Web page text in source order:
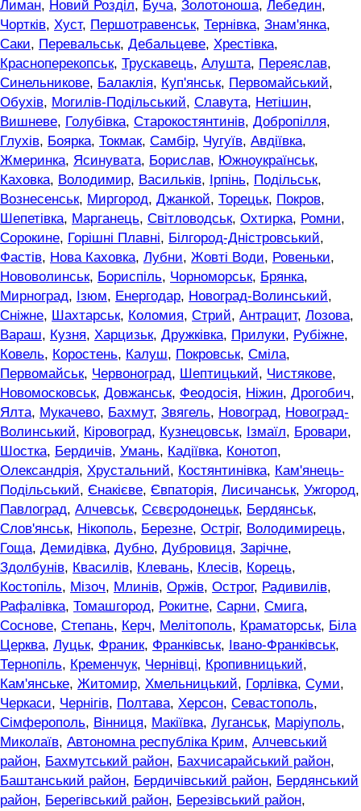
Лиман, Новий Розділ, Буча, Золотоноша, Лебедин,
Чортків, Хуст, Першотравенськ, Тернівка, Знам'янка,
Саки, Перевальськ, Дебальцеве, Хрестівка,
Красноперекопськ, Трускавець, Алушта, Переяслав,
Синельникове, Балаклія, Куп'янськ, Первомайський,
Обухів, Могилів-Подільський, Славута, Нетішин,
Вишневе, Голубівка, Старокостянтинів, Добропілля,
Глухів, Боярка, Токмак, Самбір, Чугуїв, Авдіївка,
Жмеринка, Ясинувата, Борислав, Южноукраїнськ,
Каховка, Володимир, Васильків, Ірпінь, Подільськ,
Вознесенськ, Миргород, Джанкой, Торецьк, Покров,
Шепетівка, Марганець, Світловодськ, Охтирка, Ромни,
Сорокине, Горішні Плавні, Білгород-Дністровський,
Фастів, Нова Каховка, Лубни, Жовті Води, Ровеньки,
Нововолинськ, Бориспіль, Чорноморськ, Брянка,
Мирноград, Ізюм, Енергодар, Новоград-Волинський,
Сніжне, Шахтарськ, Коломия, Стрий, Антрацит, Лозова,
Вараш, Кузня, Харцизьк, Дружківка, Прилуки, Рубіжне,
Ковель, Коростень, Калуш, Покровськ, Сміла,
Первомайськ, Червоноград, Шептицький, Чистякове,
Новомосковськ, Довжанськ, Феодосія, Ніжин, Дрогобич,
Ялта, Мукачево, Бахмут, Звягель, Новоград, Новоград-
Волинський, Кіровоград, Кузнецовськ, Ізмаїл, Бровари,
Шостка, Бердичів, Умань, Кадіївка, Конотоп,
Олександрія, Хрустальний, Костянтинівка, Кам'янець-
Подільський, Єнакієве, Євпаторія, Лисичанськ, Ужгород,
Павлоград, Алчевськ, Сєвєродонецьк, Бердянськ,
Слов'янськ, Нікополь, Березне, Остріг, Володимирець,
Гоща, Демидівка, Дубно, Дубровиця, Зарічне,
Здолбунів, Квасилів, Клевань, Клесів, Корець,
Костопіль, Мізоч, Млинів, Оржів, Острог, Радивилів,
Рафалівка, Томашгород, Рокитне, Сарни, Смига,
Соснове, Степань, Керч, Мелітополь, Краматорськ, Біла
Церква, Луцьк, Франик, Франківськ, Івано-Франківськ,
Тернопіль, Кременчук, Чернівці, Кропивницький,
Кам'янське, Житомир, Хмельницький, Горлівка, Суми,
Черкаси, Чернігів, Полтава, Херсон, Севастополь,
Сімферополь, Вінниця, Макіївка, Луганськ, Маріуполь,
Миколаїв, Автономна республіка Крим, Алчевський
район, Бахмутський район, Бахчисарайський район,
Баштанський район, Бердичівський район, Бердянський
район, Берегівський район, Березівський район,